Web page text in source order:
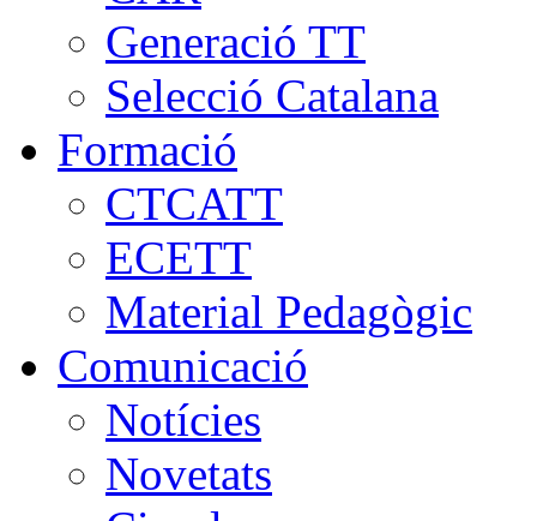
Generació TT
Selecció Catalana
Formació
CTCATT
ECETT
Material Pedagògic
Comunicació
Notícies
Novetats